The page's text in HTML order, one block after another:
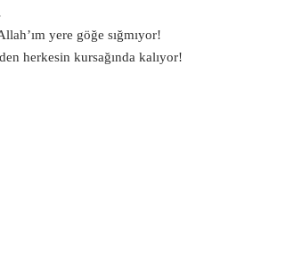
yere göğe sığmıyor!
herkesin kursağında kalıyor!